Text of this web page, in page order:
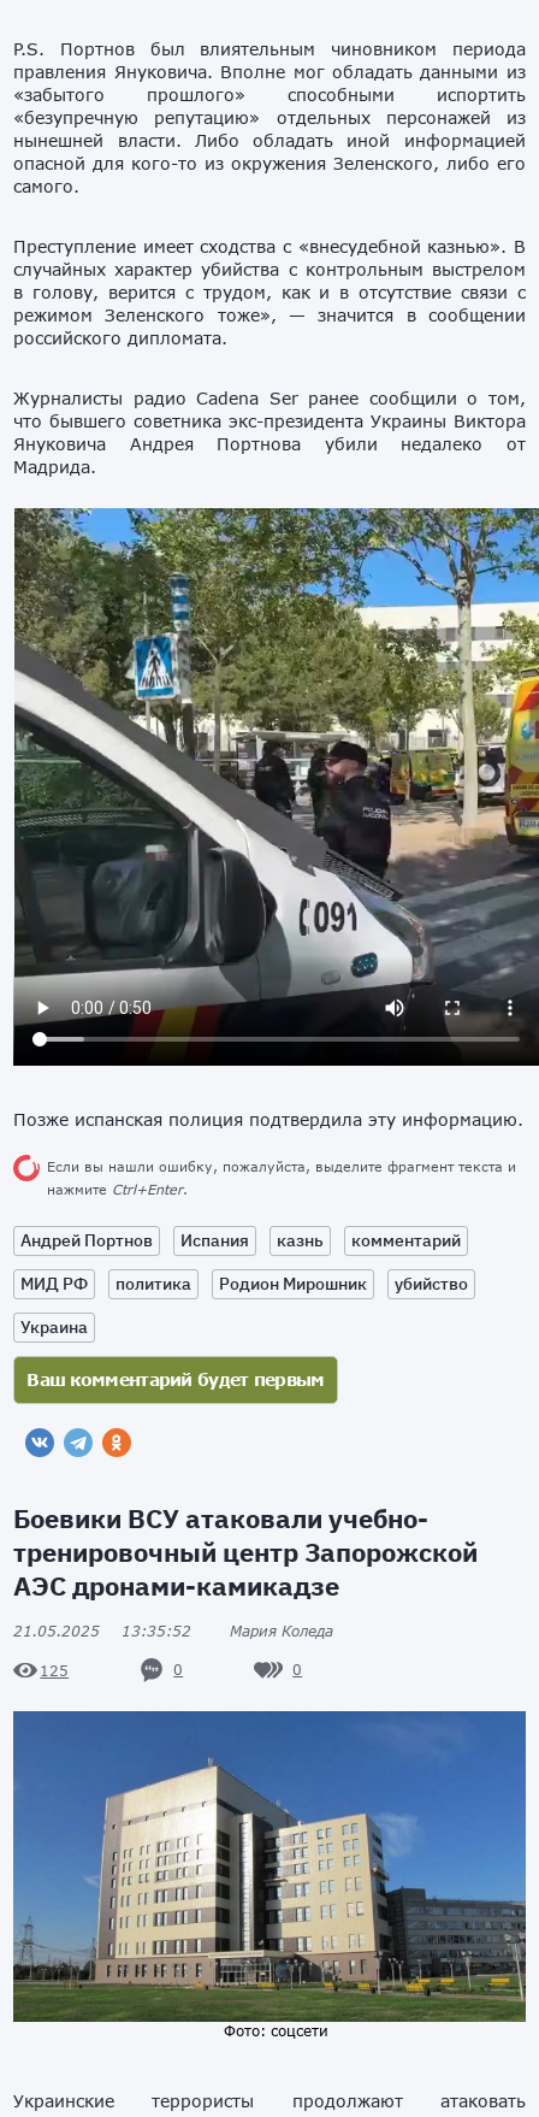
P.S. Портнов был влиятельным чиновником периода
правления Януковича. Вполне мог обладать данными из
«забытого прошлого» способными испортить
«безупречную репутацию» отдельных персонажей из
нынешней власти. Либо обладать иной информацией
опасной для кого-то из окружения Зеленского, либо его
самого.
Преступление имеет сходства с «внесудебной казнью». В
случайных характер убийства с контрольным выстрелом
в голову, верится с трудом, как и в отсутствие связи с
режимом Зеленского тоже», — значится в сообщении
российского дипломата.
Журналисты радио Cadena Ser ранее сообщили о том,
что бывшего советника экс-президента Украины Виктора
Януковича Андрея Портнова убили недалеко от
Мадрида.
Позже испанская полиция подтвердила эту информацию.
Если вы нашли ошибку, пожалуйста, выделите фрагмент текста и
нажмите Ctrl+Enter.
Андрей Портнов Испания казнь
комментарий
МИД РФ
политика Родион Мирошник
убийство
Украина
Боевики ВСУ атаковали учебно-
тренировочный центр Запорожской
АЭС дронами-камикадзе
21.05.2025 13:35:52 Мария Коледа
125 0 0
Фото: соцсети
Украинские террористы продолжают атаковать